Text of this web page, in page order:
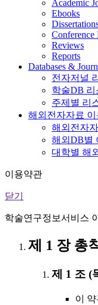
Academic
Ebooks
Conference
Reviews
Reports
Databases &
전자저널
학술DB 리
주제별 리
해외전자자료 이
해외전자
해외DB별
대학별 해
이용약관
닫기
학술연구정보서비스
제 1 장 총
제 1 조 (
이